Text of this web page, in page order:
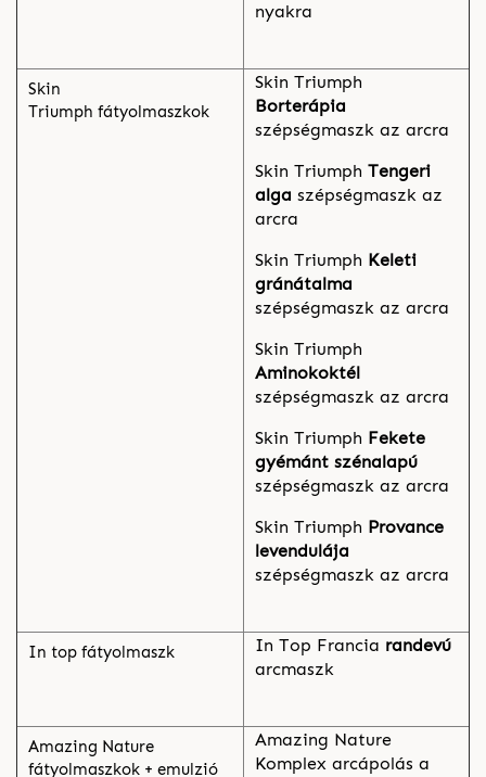
nyakra
Skin
Triumph fátyolmaszkok
Skin Triumph
Borterápia
szépségmaszk az arcra
Skin Triumph Tengeri
alga szépségmaszk az
arcra
Skin Triumph Keleti
gránátalma
szépségmaszk az arcra
Skin Triumph
Aminokoktél
szépségmaszk az arcra
Skin Triumph Fekete
gyémánt szénalapú
szépségmaszk az arcra
Skin Triumph Provance
levendulája
szépségmaszk az arcra
In top fátyolmaszk In Top Francia randevú
arcmaszk
Amazing Nature
fátyolmaszkok + emulzió
Amazing Nature
Komplex arcápolás a